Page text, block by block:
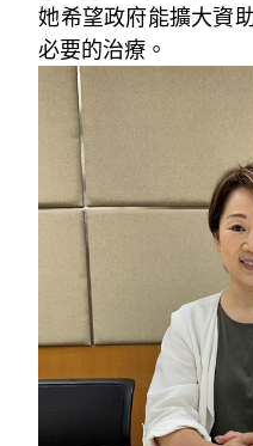
她希望政府能擴大資
必要的治療。